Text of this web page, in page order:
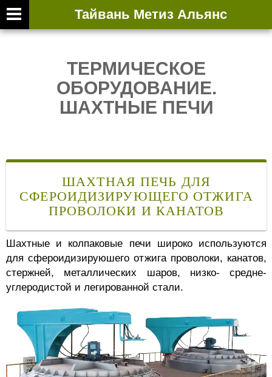
Тайвань Метиз Альянс
ТЕРМИЧЕСКОЕ
ОБОРУДОВАНИЕ.
ШАХТНЫЕ ПЕЧИ
ШАХТНАЯ ПЕЧЬ ДЛЯ
СФЕРОИДИЗИРУЮЩЕГО ОТЖИГА
ПРОВОЛОКИ И КАНАТОВ
Шахтные и колпаковые печи широко используются
для сфероидизируюшего отжига проволоки, канатов,
стержней, металлических шаров, низко- средне-
углеродистой и легированной стали.